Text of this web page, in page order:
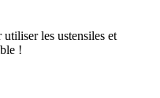
utiliser les ustensiles et
!